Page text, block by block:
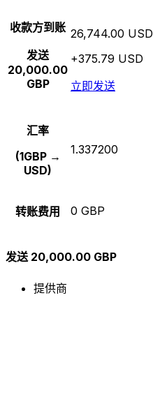
收款方到账
发送
20,000.00
GBP
26,744.00 USD
+375.79 USD
立即发送
汇率
(1GBP →
USD)
1.337200
转账费用 0 GBP
发送 20,000.00 GBP
提供商